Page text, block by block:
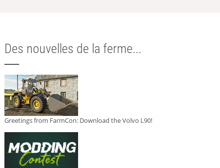
Des nouvelles de la ferme...
Greetings from FarmCon: Download the Volvo L90!